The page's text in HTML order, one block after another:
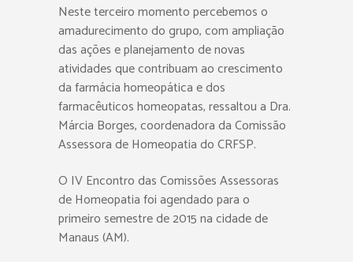
Neste terceiro momento percebemos o
amadurecimento do grupo, com ampliação
das ações e planejamento de novas
atividades que contribuam ao crescimento
da farmácia homeopática e dos
farmacêuticos homeopatas, ressaltou a Dra.
Márcia Borges, coordenadora da Comissão
Assessora de Homeopatia do CRFSP.
O IV Encontro das Comissões Assessoras
de Homeopatia foi agendado para o
primeiro semestre de 2015 na cidade de
Manaus (AM).